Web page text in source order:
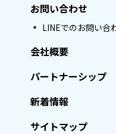
お問い合わせ
LINEでのお問い合
会社概要
パートナーシップ
新着情報
サイトマップ